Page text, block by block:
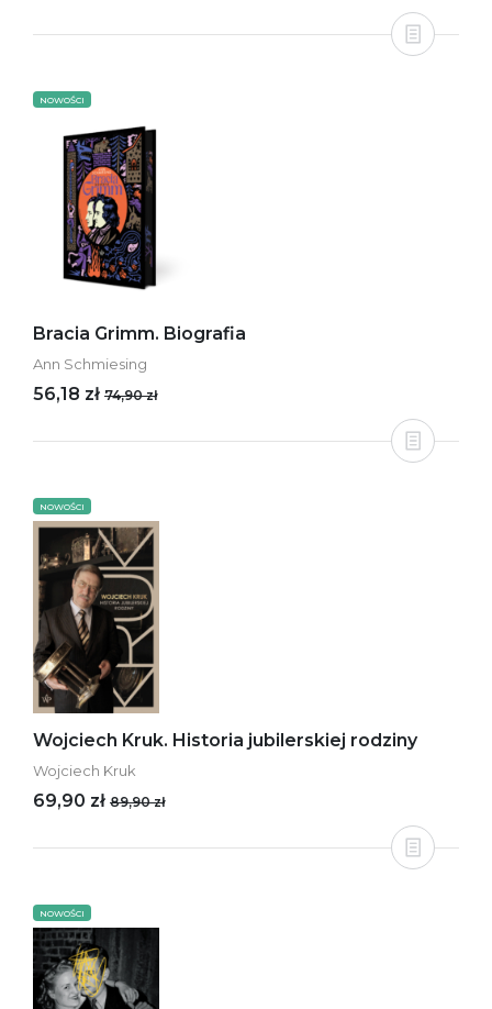
NOWOŚCI
Bracia Grimm. Biografia
Ann Schmiesing
56,18 zł 74,90 zł
NOWOŚCI
Wojciech Kruk. Historia jubilerskiej rodziny
Wojciech Kruk
69,90 zł 89,90 zł
NOWOŚCI